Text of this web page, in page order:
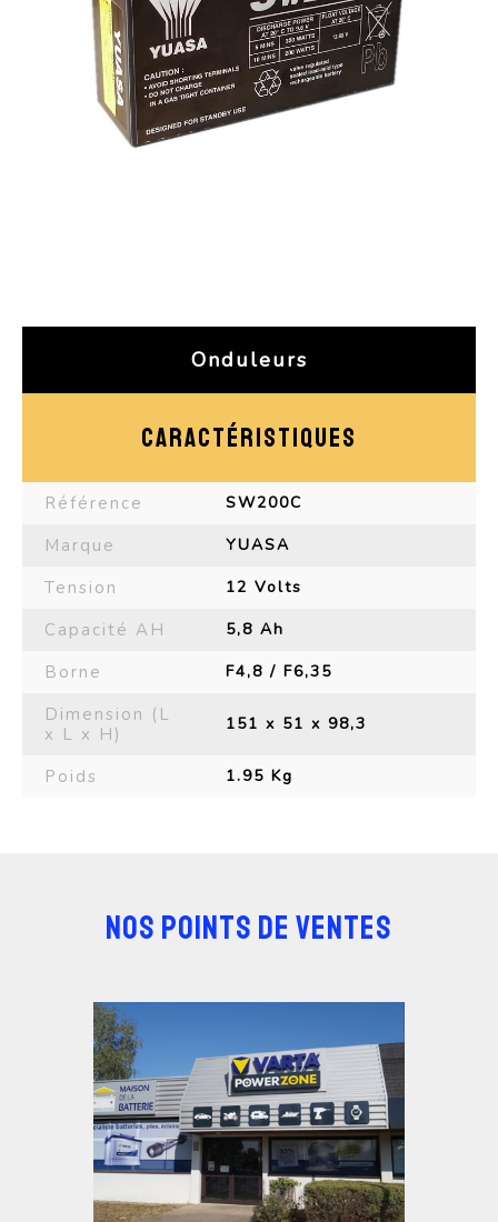
Onduleurs
CARACTÉRISTIQUES
Référence SW200C
Marque YUASA
Tension 12 Volts
Capacité AH 5,8 Ah
Borne F4,8 / F6,35
Dimension (L
x L x H)
151 x 51 x 98,3
Poids 1.95 Kg
NOS POINTS DE VENTES